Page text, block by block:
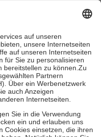
in Höhe von zehn
mehr als die tatsächlichen
für Online-Apotheken.
beträgt die
zehn Euro je
ihre eigene Gesundheit zu
Familie zu unterstützen,
18. Lebensjahr